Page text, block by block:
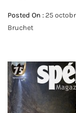
Posted On : 25
Bruchet